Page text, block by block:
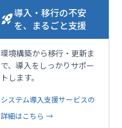
rocket_launch導入・移行の不安
を、まるごと支援
環境構築から移行・更新ま
で、導入をしっかりサポー
トします。
システム導入支援サービスの
詳細はこちら →